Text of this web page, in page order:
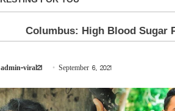
admin-viral21 September 6, 2021